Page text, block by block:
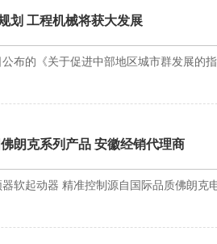
划 工程机械将获大发展
布的《关于促进中部地区城市群发展的
朗克系列产品 安徽经销代理商
软起动器 精准控制源自国际品质佛朗克